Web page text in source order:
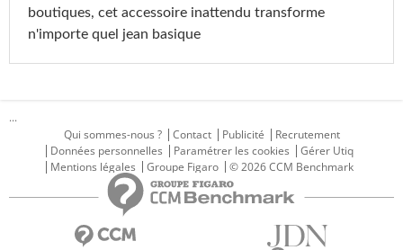
boutiques, cet accessoire inattendu transforme
n'importe quel jean basique
...
Qui sommes-nous ?
Contact Publicité
Recrutement
Données personnelles
Paramétrer les cookies
Gérer Utiq
Mentions légales
Groupe Figaro © 2026 CCM Benchmark